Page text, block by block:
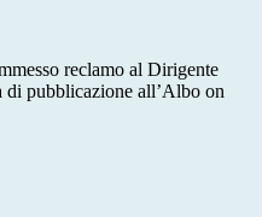
reclamo al Dirigente
di pubblicazione all’Albo on